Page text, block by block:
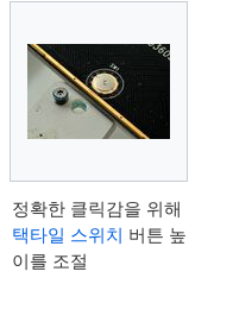
정확한 클릭감을 위해
택타일 스위치 버튼 높
이를 조절